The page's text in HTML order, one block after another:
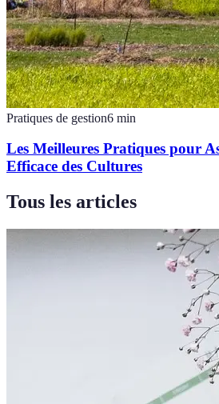
Pratiques de gestion6 min
Les Meilleures Pratiques pour
Efficace des Cultures
Tous les articles